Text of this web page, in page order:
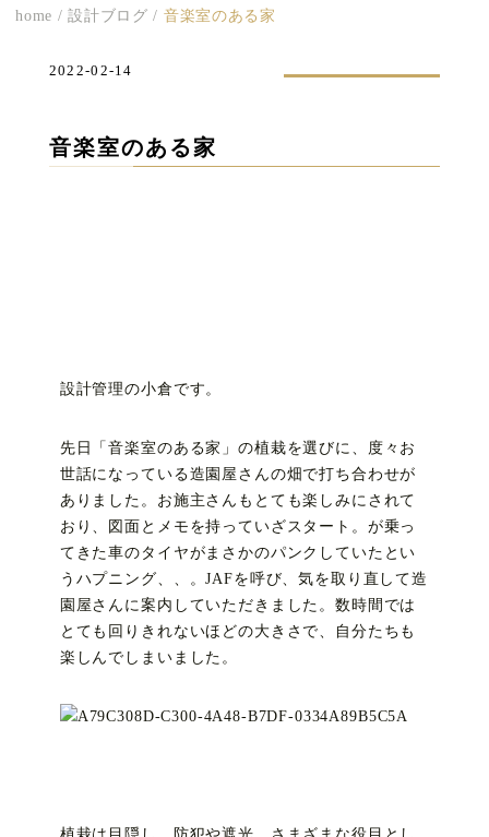
home /設計ブログ / 音楽室のある家
音楽室のある家
2022-02-14
設計管理の小倉です。
先日「音楽室のある家」の植栽を選びに、度々お
世話になっている造園屋さんの畑で打ち合わせが
ありました。お施主さんもとても楽しみにされて
おり、図面とメモを持っていざスタート。が乗っ
てきた車のタイヤがまさかのパンクしていたとい
うハプニング、、。JAFを呼び、気を取り直して造
園屋さんに案内していただきました。数時間では
とても回りきれないほどの大きさで、自分たちも
楽しんでしまいました。